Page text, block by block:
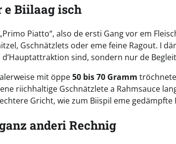
e Biilaag isch
Piatto“, also de ersti Gang vor em
Gschnätzlets oder eme feine Ragout. I
d’Hauptattraktion sind, sondern nur de
mit öppe50 bis 70 Gramm
riichhaltige Gschnätzlete a Rahmsauce
Gricht, wie zum Biispil eme
anderi Rechnig